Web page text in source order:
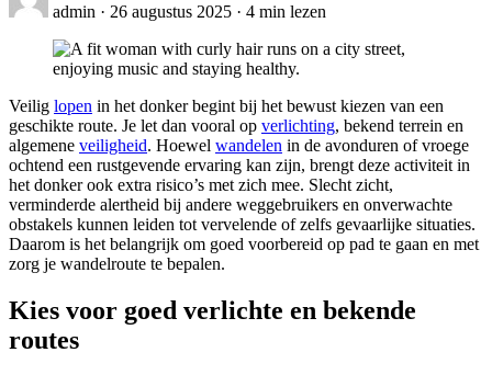
admin · 26 augustus 2025 · 4 min lezen
Veilig lopen in het donker begint bij het bewust kiezen van een
geschikte route. Je let dan vooral op verlichting, bekend terrein en
algemene veiligheid. Hoewel wandelen in de avonduren of vroege
ochtend een rustgevende ervaring kan zijn, brengt deze activiteit in
het donker ook extra risico’s met zich mee. Slecht zicht,
verminderde alertheid bij andere weggebruikers en onverwachte
obstakels kunnen leiden tot vervelende of zelfs gevaarlijke situaties.
Daarom is het belangrijk om goed voorbereid op pad te gaan en met
zorg je wandelroute te bepalen.
Kies voor goed verlichte en bekende
routes